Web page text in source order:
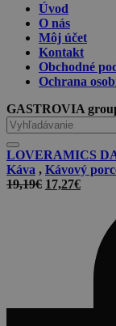
Úvod
O nás
Môj účet
Kontakt
Obchodné
Ochrana
GASTROVIA
Vyhľadávanie
pre
LOVERAMICS
Káva , Kávový
19,19€ Pôvodná
17,27€
17,27€.